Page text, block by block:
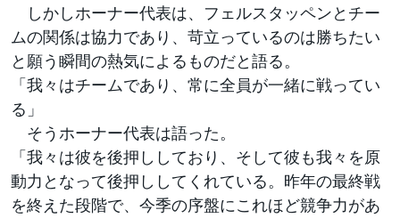
しかしホーナー代表は、フェルスタッペンとチー
ムの関係は協力であり、苛立っているのは勝ちたい
と願う瞬間の熱気によるものだと語る。
「我々はチームであり、常に全員が一緒に戦ってい
る」
そうホーナー代表は語った。
「我々は彼を後押ししており、そして彼も我々を原
動力となって後押ししてくれている。昨年の最終戦
を終えた段階で、今季の序盤にこれほど競争力があ